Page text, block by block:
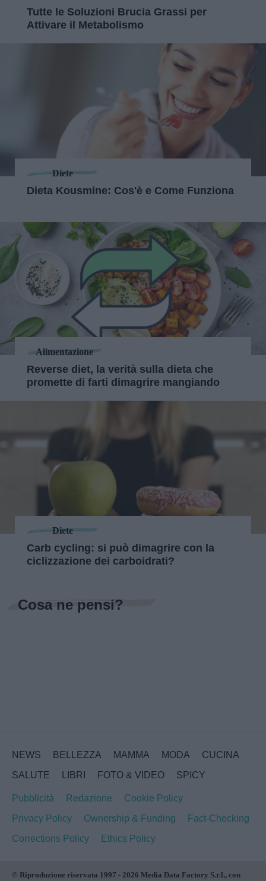
Tutte le Soluzioni Brucia Grassi per
Attivare il Metabolismo
Diete
Dieta Kousmine: Cos'è e Come Funziona
Alimentazione
Reverse diet, la verità sulla dieta che
promette di farti dimagrire mangiando
Diete
Carb cycling: si può dimagrire con la
ciclizzazione dei carboidrati?
Cosa ne pensi?
NEWS BELLEZZA MAMMA MODA
CUCINA
SALUTE
LIBRI FOTO & VIDEO SPICY
Pubblicità Redazione
Cookie Policy
Privacy Policy
Ownership & Funding
Fact-Checking
Corrections Policy
Ethics Policy
© Riproduzione riservata 1997 - 2026 Media Data Factory S.r.l., con